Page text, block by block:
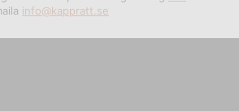
info@kappratt.se